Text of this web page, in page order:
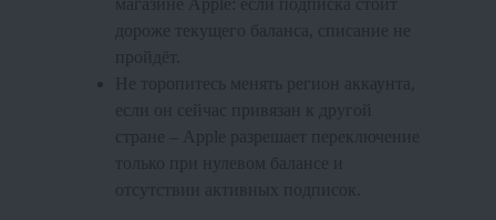
дороже текущего баланса, списание не
Не торопитесь менять регион аккаунта,
если он сейчас привязан к другой
только при нулевом балансе и
отсутствии активных подписок.